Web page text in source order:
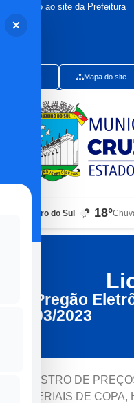
Bem-vindo ao site da Prefeitura
Mapa do site
Cruzeiro do Sul 18°
Pregão
03/2023
REGISTRO DE
MATERIAIS DE